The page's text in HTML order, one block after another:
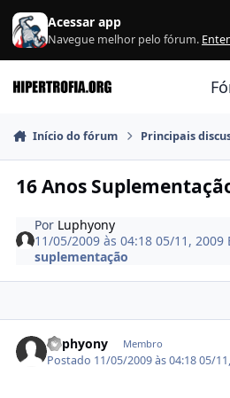
Ir para conteúdo
Acessar app
Navegue melhor pelo fórum.
Início do fórum Principais
16 Anos
Por Luphyony
11/05/2009 às 04:1805/11, 2009
suplementação
Luphyony Membro
Postado 11/05/2009 às 04:1805/